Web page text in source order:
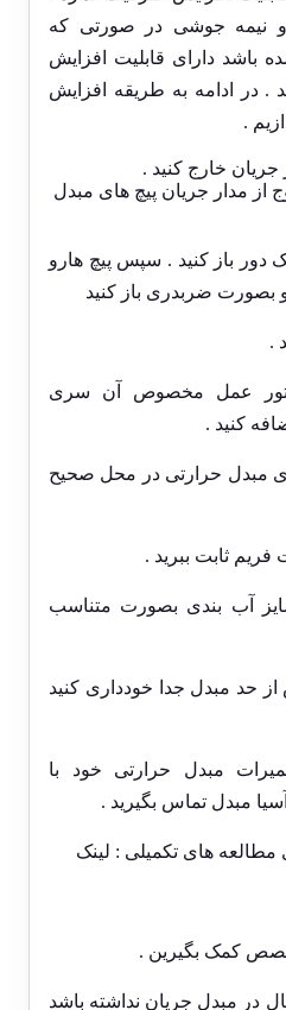
و نیمه جوشی در صورتی که
باشد دارای قابلیت افزایش
در ادامه به طریقه افزایش
.
جریان خارج کنید .
از مدار جریان پیچ های مبدل
یک دور باز کنید . سپس پیچ هارو
بصورت ضربدری باز کنید
عمل مخصوص آن سری
کنید .
مبدل حرارتی در محل صحیح
آب بندی بصورت متناسب
حد مبدل جدا خودداری کنید
مبدل حرارتی خود با
مبدلتماس بگیرید .
مطالعه های تکمیلی : لینک
کمک بگیرین .
در مبدل جریان نداشته باشد